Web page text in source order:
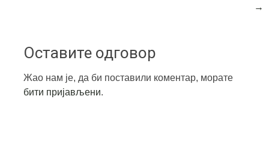
→
Оставите одговор
Жао нам је, да би поставили коментар, морате
бити пријављени.